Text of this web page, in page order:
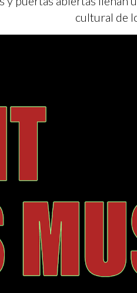
cultural de